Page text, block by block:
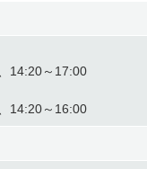
14:20～17:00
14:20～16:00